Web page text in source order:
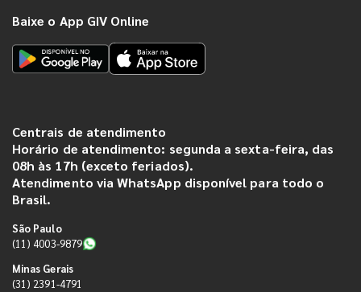
Baixe o App GIV Online
Centrais de atendimento
Horário de atendimento: segunda a sexta-feira, das
08h às 17h (exceto feriados).
Atendimento via WhatsApp disponível para todo o
Brasil.
São Paulo
(11) 4003-9879
Minas Gerais
(31) 2391-4791